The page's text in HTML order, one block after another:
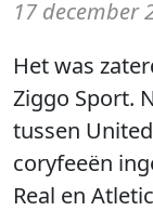
17 december
Het was
Ziggo Sport.
tussen
coryfeeën
Real en